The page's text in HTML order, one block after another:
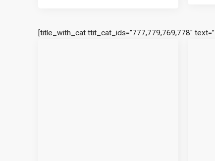
[title_with_cat ttit_cat_ids=”777,779,769,778″